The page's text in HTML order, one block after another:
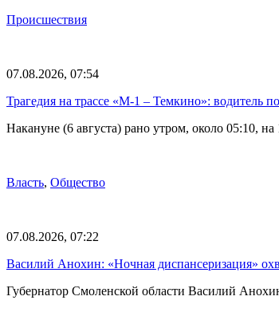
Происшествия
07.08.2026, 07:54
Трагедия на трассе «М-1 – Темкино»: водитель
Накануне (6 августа) рано утром, около 05:10,
Власть, Общество
07.08.2026, 07:22
Василий Анохин: «Ночная диспансеризация»
Губернатор Смоленской области Василий